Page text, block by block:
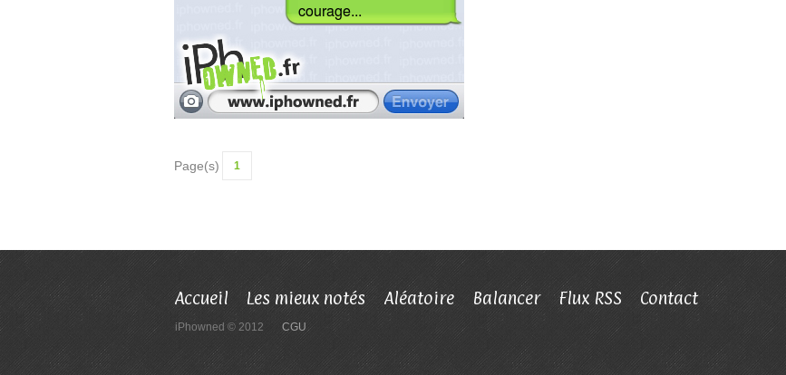
Page(s) 1
Accueil Les mieux notés Aléatoire Balancer Flux RSS Contact
iPhowned © 2012 CGU